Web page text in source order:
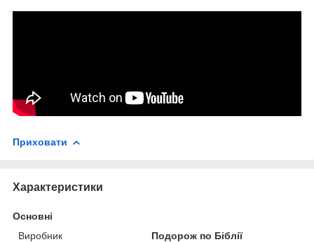
Приховати
Характеристики
Основні
Виробник
Подорож по Біблії